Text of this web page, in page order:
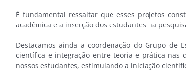
É fundamental ressaltar que esses projetos
acadêmica e a inserção dos estudantes na
Destacamos ainda a coordenação do Grupo de
científica e integração entre teoria e prática nas
nossos estudantes, estimulando a iniciação